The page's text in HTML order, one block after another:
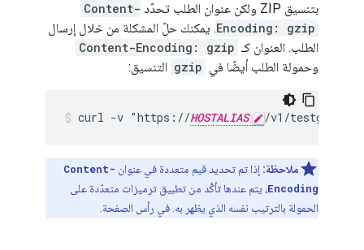
بتنسيق ZIP ولكن عنوان الطلب تحدّد
Content-
Encoding: gzip. يمكنك حلّ المشكلة من خلال إرسال
الطلب. العنوان كـ Content-Encoding: gzip
وحمولة الطلب أيضًا في gzip التنسيق:
curl -v "https://HOSTALIAS
ملاحظة: إذا تم تحديد قيم متعددة في عنوان Content-
Encoding، يتم عندها تأكَّد من تطبيق ترميزات متعدّدة على
الحمولة بالترتيب نفسه الذي يظهر به. في رأس الصفحة.